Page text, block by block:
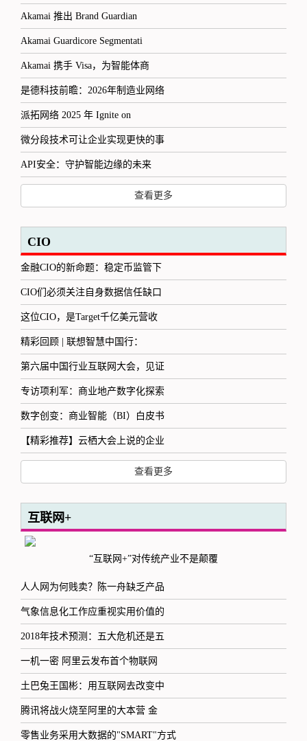
Akamai 推出 Brand Guardian
Akamai Guardicore Segmentati
Akamai 携手 Visa，为智能体商
是德科技前瞻：2026年制造业网络
派拓网络 2025 年 Ignite on
微分段技术可让企业实现更快的事
API安全：守护智能边缘的未来
查看更多
CIO
金融CIO的新命题：稳定币监管下
CIO们必须关注自身数据信任缺口
这位CIO，是Target千亿美元营收
精彩回顾 | 联想智慧中国行：
第六届中国行业互联网大会，见证
专访项利军：商业地产数字化探索
数字创变：商业智能（BI）白皮书
【精彩推荐】云栖大会上说的企业
查看更多
互联网+
“互联网+”对传统产业不是颠覆
人人网为何贱卖？陈一舟缺乏产品
气象信息化工作应重视实用价值的
2018年技术预测：五大危机还是五
一机一密 阿里云发布首个物联网
土巴兔王国彬：用互联网去改变中
腾讯将战火烧至阿里的大本营 金
零售业务采用大数据的"SMART"方式